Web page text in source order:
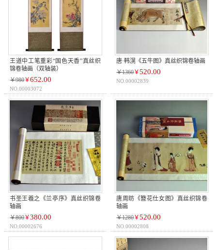
王道中工笔重彩“国色天香”真丝织
锦卷轴画（双轴装）
￥980￥652.00
NO.00003072
唐·韩滉《五牛图》真丝织锦卷轴画
￥1360￥520.00
NO.00002839
书圣王羲之《兰亭序》真丝织锦卷
轴画
￥800￥380.00
NO.00002676
唐周昉《簪花仕女图》真丝织锦卷
轴画
￥1280￥520.00
NO.00002808